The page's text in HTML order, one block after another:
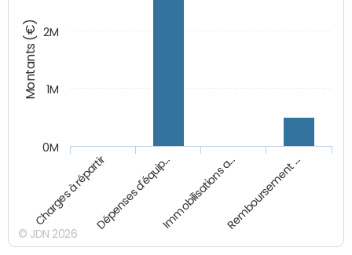
Montants (€)
Charges à répartirDépenses d'équip…Immobilisations a…Remboursement …
0M
1M
2M
© JDN 2026